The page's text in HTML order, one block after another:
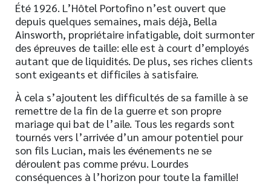
Été 1926. L’Hôtel Portofino n’est ouvert que
depuis quelques semaines, mais déjà, Bella
Ainsworth, propriétaire infatigable, doit surmonter
des épreuves de taille: elle est à court d’employés
autant que de liquidités. De plus, ses riches clients
sont exigeants et difficiles à satisfaire.
À cela s’ajoutent les difficultés de sa famille à se
remettre de la fin de la guerre et son propre
mariage qui bat de l’aile. Tous les regards sont
tournés vers l’arrivée d’un amour potentiel pour
son fils Lucian, mais les événements ne se
déroulent pas comme prévu. Lourdes
conséquences à l’horizon pour toute la famille!